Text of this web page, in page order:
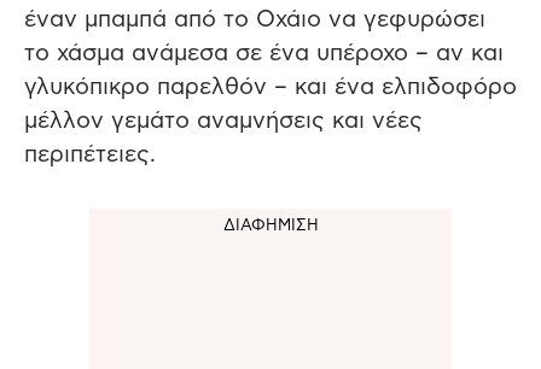
έναν μπαμπά από το Οχάιο να γεφυρώσει
το χάσμα ανάμεσα σε ένα υπέροχο – αν και
γλυκόπικρο παρελθόν – και ένα ελπιδοφόρο
μέλλον γεμάτο αναμνήσεις και νέες
περιπέτειες.